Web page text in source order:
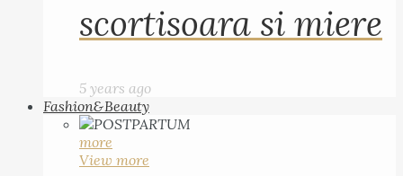
scortisoara si miere
5 years ago
Fashion&Beauty
more
View more